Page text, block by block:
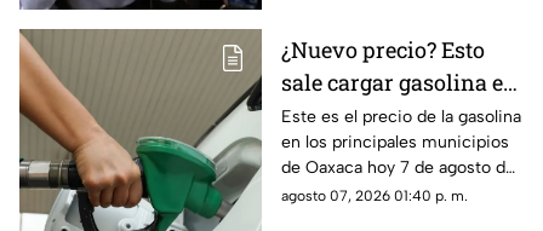
¿Nuevo precio? Esto
sale cargar gasolina en
Oaxaca este viernes 7
de agosto
Este es el precio de la gasolina
en los principales municipios
de Oaxaca hoy 7 de agosto de
2026; ten en cuenta que el
agosto 07, 2026 01:40 p. m.